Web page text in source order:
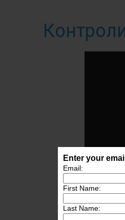
Enter your
Email:
First Name:
Last Name: